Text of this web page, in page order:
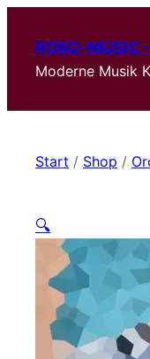
ROKO-MUSIC
Moderne Musik
Start / Shop /
🔍